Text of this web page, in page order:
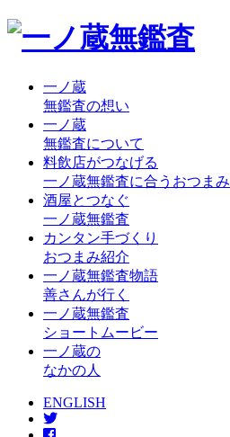
一ノ蔵
無鑑査の想い
一ノ蔵
無鑑査について
料飲店がつなげる
一ノ蔵無鑑査に合うおつまみ
酒屋とつなぐ
一ノ蔵無鑑査
カンタン手づくり
おつまみ紹介
一ノ蔵無鑑査物語
善さんが行く
一ノ蔵無鑑査
ショートムービー
一ノ蔵の
なかの人
ENGLISH